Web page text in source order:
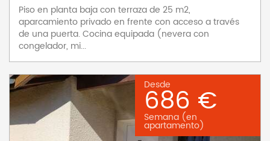
Piso en planta baja con terraza de 25 m2,
aparcamiento privado en frente con acceso a través
de una puerta. Cocina equipada (nevera con
congelador, mi...
Desde
686 €
Semana (en
apartamento)